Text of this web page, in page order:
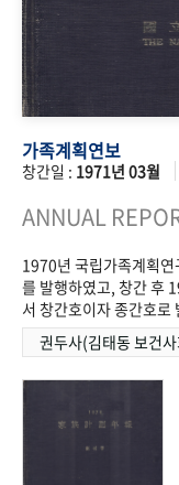
가족계획연보
창간일 : 1971년 03월
ANNUAL
1970년 국립가족계획연
를 발행하였고, 창간 후
서 창간호이자 종간호로
권두사(김태동 보건